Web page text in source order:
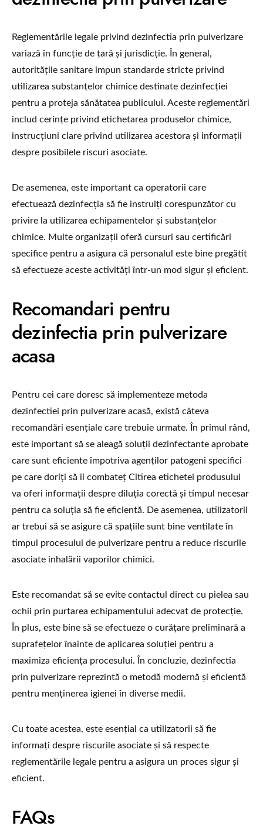
Reglementările legale privind dezinfectia prin pulverizare
variază în funcție de țară și jurisdicție. În general,
autoritățile sanitare impun standarde stricte privind
utilizarea substanțelor chimice destinate dezinfecției
pentru a proteja sănătatea publicului. Aceste reglementări
includ cerințe privind etichetarea produselor chimice,
instrucțiuni clare privind utilizarea acestora și informații
despre posibilele riscuri asociate.
De asemenea, este important ca operatorii care
efectuează dezinfecția să fie instruiți corespunzător cu
privire la utilizarea echipamentelor și substanțelor
chimice. Multe organizații oferă cursuri sau certificări
specifice pentru a asigura că personalul este bine pregătit
să efectueze aceste activități într-un mod sigur și eficient.
Recomandari pentru
dezinfectia prin pulverizare
acasa
Pentru cei care doresc să implementeze metoda
dezinfectiei prin pulverizare acasă, există câteva
recomandări esențiale care trebuie urmate. În primul rând,
este important să se aleagă soluții dezinfectante aprobate
care sunt eficiente împotriva agenților patogeni specifici
pe care doriți să îi combateț Citirea etichetei produsului
va oferi informații despre diluția corectă și timpul necesar
pentru ca soluția să fie eficientă. De asemenea, utilizatorii
ar trebui să se asigure că spațiile sunt bine ventilate în
timpul procesului de pulverizare pentru a reduce riscurile
asociate inhalării vaporilor chimici.
Este recomandat să se evite contactul direct cu pielea sau
ochii prin purtarea echipamentului adecvat de protecție.
În plus, este bine să se efectueze o curățare preliminară a
suprafețelor înainte de aplicarea soluției pentru a
maximiza eficiența procesului. În concluzie, dezinfectia
prin pulverizare reprezintă o metodă modernă și eficientă
pentru menținerea igienei în diverse medii.
Cu toate acestea, este esențial ca utilizatorii să fie
informați despre riscurile asociate și să respecte
reglementările legale pentru a asigura un proces sigur și
eficient.
FAQs